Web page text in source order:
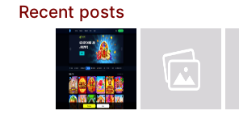
Recent posts